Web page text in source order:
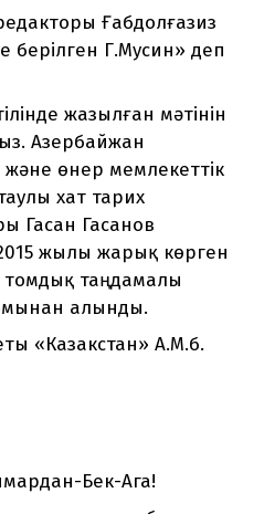
Ғабдолғазиз
берілген Г.Мусин» деп
жазылған мәтінін
Азербайжан
өнер мемлекеттік
хат тарих
Гасан Гасанов
жылы жарық көрген
томдық таңдамалы
алынды.
«Казакстан» А.М.б.
Бек-Ага!